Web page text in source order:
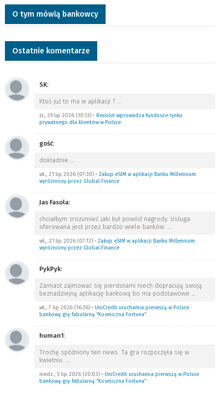
O tym mówią bankowcy
Ostatnie komentarze
SK:
Ktoś już to ma w aplikacji ? …
śr., 29 lip 2026 (10:13) • Revolut wprowadza fundusze rynku
prywatnego dla klientów w Polsce
gość:
dokładnie …
wt., 21 lip 2026 (07:30) • Zakup eSIM w aplikacji Banku Millennium
wyróżniony przez Global Finance
Jas Fasola:
chciałbym zrozumieć jaki był powód nagrody. Usługa
oferowana jest przez bardzo wiele banków. …
wt., 21 lip 2026 (07:12) • Zakup eSIM w aplikacji Banku Millennium
wyróżniony przez Global Finance
PykPyk:
Zamiast zajmować się pierdołami niech dopracują swoją
beznadziejną aplikację bankową bo ma podstawowe …
wt., 7 lip 2026 (16:36) • UniCredit uruchamia pierwszą w Polsce
bankową grę fabularną “Kosmiczna Fortuna”
human1:
Trochę spóźniony ten news. Ta gra rozpoczęła się w
kwietniu. …
niedz., 5 lip 2026 (20:03) • UniCredit uruchamia pierwszą w Polsce
bankową grę fabularną “Kosmiczna Fortuna”